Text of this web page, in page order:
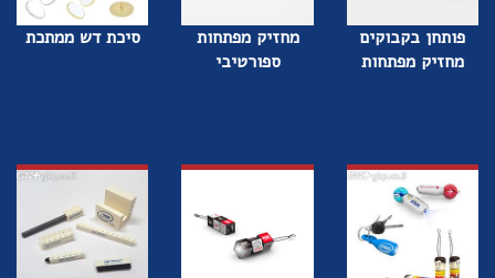
פותחן בקבוקים
מחזיק מפתחות
מחזיק מפתחות
ספורטיבי
סיכת דש ממתכת